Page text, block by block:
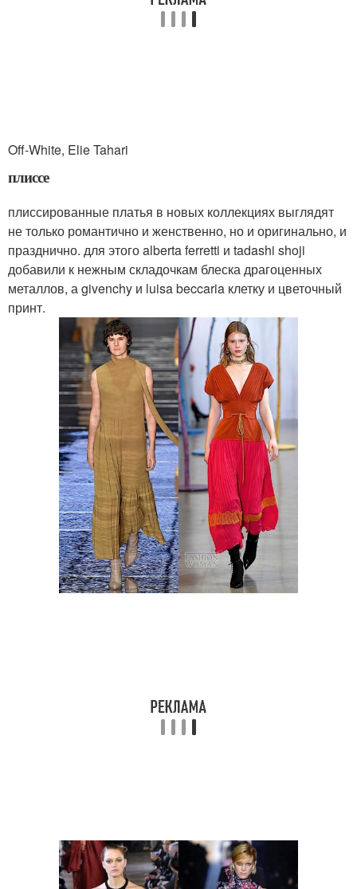
Off-White, Elie Tahari
плиссе
плиссированные платья в новых коллекциях выглядят
не только романтично и женственно, но и оригинально, и
празднично. для этого alberta ferretti и tadashi shoji
добавили к нежным складочкам блеска драгоценных
металлов, а givenchy и luisa beccaria клетку и цветочный
принт.